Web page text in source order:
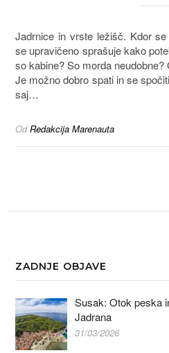
Jadrnice in vrste ležišč. Kdor se prvič odpravlja na jadranje,
se upravičeno sprašuje kako
so kabine? So morda
Je možno dobro spati in se
saj…
Od Redakcija Marenauta
ZADNJE OBJAVE
Susak: Otok peska
Jadrana
31/03/2026